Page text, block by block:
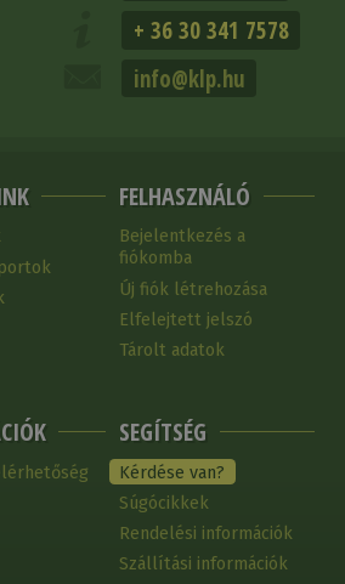
+ 36 30 341 7578
info@klp.hu
FELHASZNÁLÓ
Bejelentkezés a
fiókomba
Új fiók létrehozása
Elfelejtett jelszó
Tárolt adatok
SEGÍTSÉG
Kérdése van?
Súgócikkek
Rendelési információk
Szállítási információk